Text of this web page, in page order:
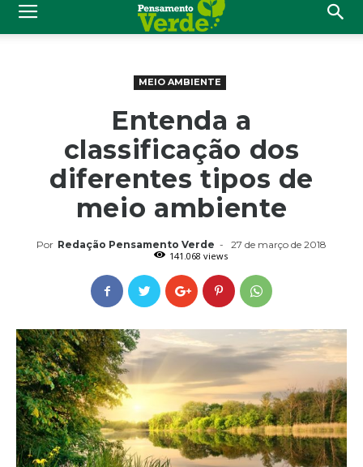
MEIO AMBIENTE
Entenda a
classificação dos
diferentes tipos de
meio ambiente
Por Redação Pensamento Verde -
27 de março de 2018
141.068 views